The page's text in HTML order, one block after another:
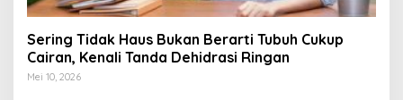
Sering Tidak Haus Bukan Berarti Tubuh Cukup
Cairan, Kenali Tanda Dehidrasi Ringan
Mei 10, 2026